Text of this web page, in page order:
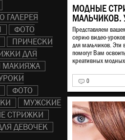
ГАЛЕРЕЯ
ФОТО
ПРИЧЕСКИ
ДЛЯ
МАКИЯЖА
ФОТО
МУЖСКИЕ
СТРИЖКИ
ДЕВОЧЕК
МОДНЫЕ
МАЛЬЧИКОВ.
Представляем
серию видео-
для мальчиков. Эти
помогут Вам
креативных
0